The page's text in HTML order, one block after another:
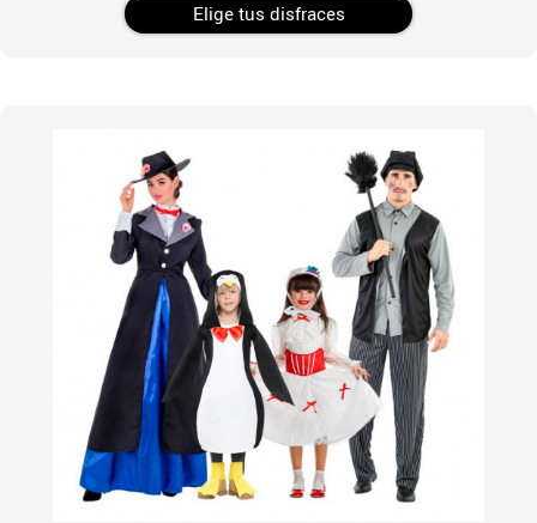
Elige tus disfraces